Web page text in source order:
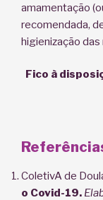
amamentação
recomendada,
higienização das
Fico à
ColetivA de
o Covid-19.